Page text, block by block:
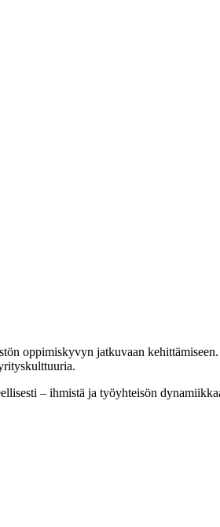
oppimiskyvyn jatkuvaan
– ihmistä ja työyhteisön